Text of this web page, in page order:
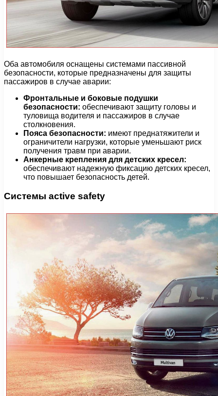
Оба автомобиля оснащены системами пассивной
безопасности, которые предназначены для защиты
пассажиров в случае аварии:
Фронтальные и боковые подушки
безопасности: обеспечивают защиту головы и
туловища водителя и пассажиров в случае
столкновения.
Пояса безопасности: имеют преднатяжители и
ограничители нагрузки, которые уменьшают риск
получения травм при аварии.
Анкерные крепления для детских кресел:
обеспечивают надежную фиксацию детских кресел,
что повышает безопасность детей.
Системы active safety